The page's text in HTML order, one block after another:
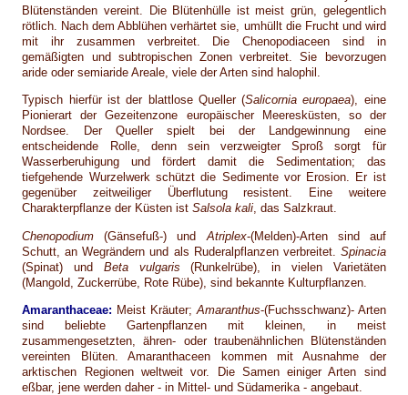
Blütenständen vereint. Die Blütenhülle ist meist grün, gelegentlich
rötlich. Nach dem Abblühen verhärtet sie, umhüllt die Frucht und wird
mit ihr zusammen verbreitet. Die Chenopodiaceen sind in
gemäßigten und subtropischen Zonen verbreitet. Sie bevorzugen
aride oder semiaride Areale, viele der Arten sind halophil.
Typisch hierfür ist der blattlose Queller (Salicornia europaea), eine
Pionierart der Gezeitenzone europäischer Meeresküsten, so der
Nordsee. Der Queller spielt bei der Landgewinnung eine
entscheidende Rolle, denn sein verzweigter Sproß sorgt für
Wasserberuhigung und fördert damit die Sedimentation; das
tiefgehende Wurzelwerk schützt die Sedimente vor Erosion. Er ist
gegenüber zeitweiliger Überflutung resistent. Eine weitere
Charakterpflanze der Küsten istSalsola kali, das Salzkraut.
Chenopodium (Gänsefuß-) und Atriplex-(Melden)-Arten sind auf
Schutt, an Wegrändern und als Ruderalpflanzen verbreitet. Spinacia
(Spinat) und Beta vulgaris (Runkelrübe), in vielen Varietäten
(Mangold, Zuckerrübe, Rote Rübe), sind bekannte Kulturpflanzen.
Amaranthaceae: Meist Kräuter; Amaranthus-(Fuchsschwanz)- Arten
sind beliebte Gartenpflanzen mit kleinen, in meist
zusammengesetzten, ähren- oder traubenähnlichen Blütenständen
vereinten Blüten. Amaranthaceen kommen mit Ausnahme der
arktischen Regionen weltweit vor. Die Samen einiger Arten sind
eßbar, jene werden daher - in Mittel- und Südamerika - angebaut.